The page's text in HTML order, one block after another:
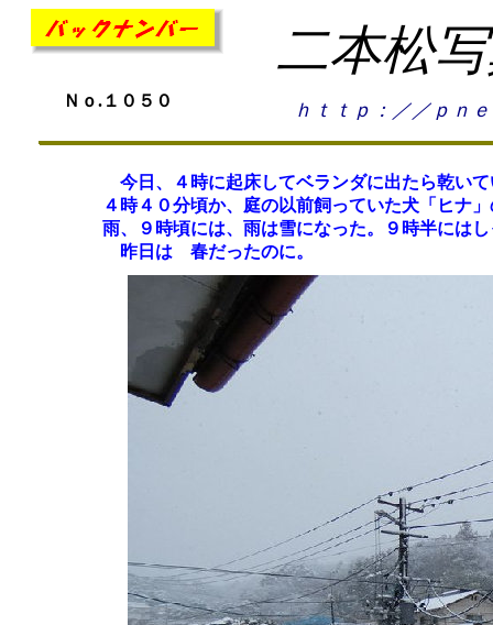
二本松
Ｎｏ.１０５０ ｈｔｔｐ：／／ｐｎ
今日、４時に起床してベランダに出たら乾い
４時４０分頃か、庭の以前飼っていた犬「ヒナ
雨、９時頃には、雨は雪になった。９時半には
昨日は 春だったのに。